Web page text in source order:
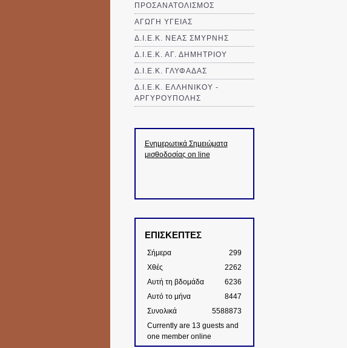
ΠΡΟΣΑΝΑΤΟΛΙΣΜΟΣ
ΑΓΩΓΗ ΥΓΕΙΑΣ
Δ.Ι.Ε.Κ. ΝΕΑΣ ΣΜΥΡΝΗΣ
Δ.Ι.Ε.Κ. ΑΓ. ΔΗΜΗΤΡΙΟΥ
Δ.Ι.Ε.Κ. ΓΛΥΦΑΔΑΣ
Δ.Ι.Ε.Κ. ΕΛΛΗΝΙΚΟΥ -
ΑΡΓΥΡΟΥΠΟΛΗΣ
Ενημερωτικά Σημειώματα
μισθοδοσίας on line
ΕΠΙΣΚΕΠΤΕΣ
Σήμερα
299
Χθές
2262
Αυτή τη βδομάδα
6236
Αυτό το μήνα
8447
Συνολικά
5588873
Currently are 13 guests and
one member online